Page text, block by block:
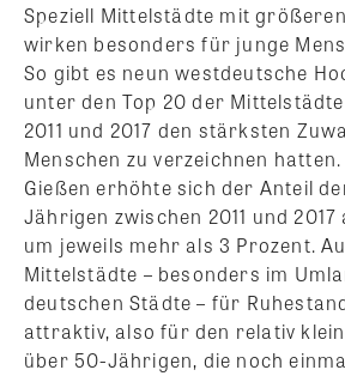
Speziell Mittelstädte mit
wirken besonders für junge
So gibt es neun westdeutsche
unter den Top 20 der
2011 und 2017 den stärksten
Menschen zu verzeichnen
Gießen erhöhte sich der Anteil
Jährigen zwischen 2011 und
um jeweils mehr als 3 Prozent.
Mittelstädte – besonders im
deutschen Städte – für
attraktiv, also für den relativ
über 50-Jährigen, die noch